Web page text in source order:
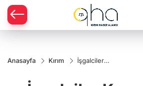
Anasayfa Kırım
İşgalciler
Ukrayna